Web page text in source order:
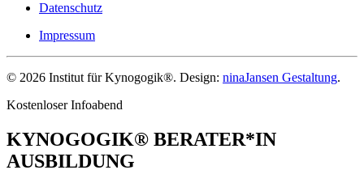
Datenschutz
Impressum
© 2026 Institut für Kynogogik®. Design: ninaJansen Gestaltung.
Kostenloser Infoabend
KYNOGOGIK® BERATER*IN
AUSBILDUNG